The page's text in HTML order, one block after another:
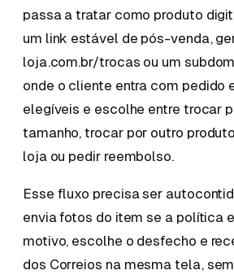
passa a tratar como produto
um link estável de pós-venda,
loja.com.br/trocas ou um
onde o cliente entra com pedido
elegíveis e escolhe entre trocar
tamanho, trocar por outro
loja ou pedir reembolso.
Esse fluxo precisa ser
envia fotos do item se a política
motivo, escolhe o desfecho e
dos Correios na mesma tela,